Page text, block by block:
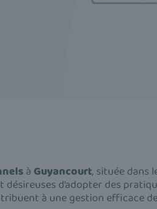
àGuyancourt, située dans
d’adopter des
à une gestion efficace